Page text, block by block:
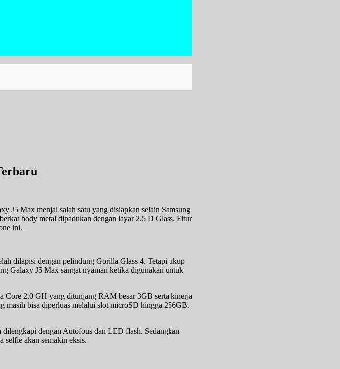
J5 Max menjai salah satu yang disiapkan selain Samsung
body metal dipadukan dengan layar 2.5 D Glass. Fitur
ini.
dilapisi dengan pelindung Gorilla Glass 4. Tetapi ukup
Galaxy J5 Max sangat nyaman ketika digunakan untuk
Core 2.0 GH yang ditunjang RAM besar 3GB serta kinerja
bisa diperluas melalui slot microSD hingga 256GB.
dengan Autofous dan LED flash. Sedangkan
selfie akan semakin eksis.